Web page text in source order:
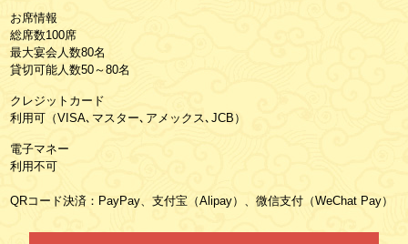
お席情報
総席数100席
最大宴会人数80名
貸切可能人数50～80名
クレジットカード
利用可（VISA､マスター､アメックス､JCB）
電子マネー
利用不可
QRコード決済：PayPay、支付宝（Alipay）、微信支付（WeChat Pay）